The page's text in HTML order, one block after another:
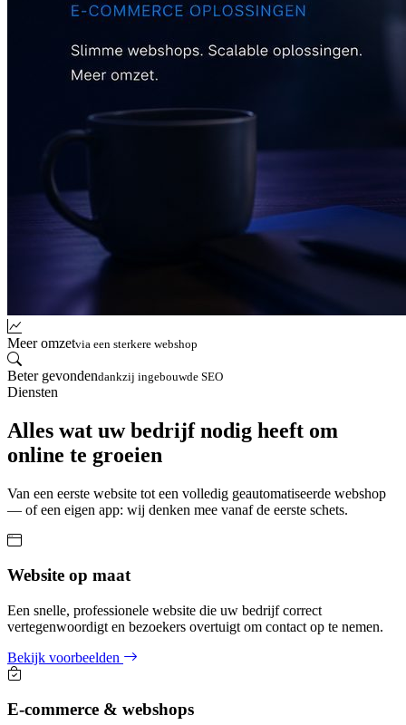
Meer omzetvia een sterkere webshop
Beter gevondendankzij ingebouwde SEO
Diensten
Alles wat uw bedrijf nodig heeft om
online te groeien
Van een eerste website tot een volledig geautomatiseerde webshop
— of een eigen app: wij denken mee vanaf de eerste schets.
Website op maat
Een snelle, professionele website die uw bedrijf correct
vertegenwoordigt en bezoekers overtuigt om contact op te nemen.
Bekijk voorbeelden
E-commerce & webshops